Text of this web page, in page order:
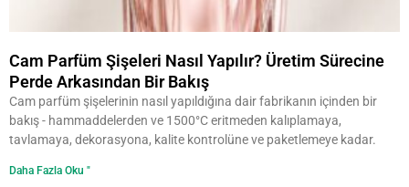
Cam Parfüm Şişeleri Nasıl Yapılır? Üretim Sürecine
Perde Arkasından Bir Bakış
Cam parfüm şişelerinin nasıl yapıldığına dair fabrikanın içinden bir
bakış - hammaddelerden ve 1500°C eritmeden kalıplamaya,
tavlamaya, dekorasyona, kalite kontrolüne ve paketlemeye kadar.
Daha Fazla Oku "